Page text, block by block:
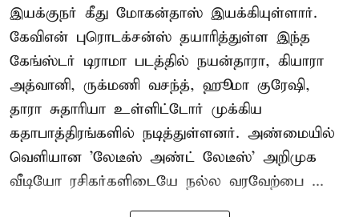
இயக்குநர் கீது மோகன்தாஸ் இயக்கியுள்ளார்.
கேவிஎன் புரொடக்சன்ஸ் தயாரித்துள்ள இந்த
கேங்ஸ்டர் டிராமா படத்தில் நயன்தாரா, கியாரா
அத்வானி, ருக்மணி வசந்த், ஹூமா குரேஷி,
தாரா சுதாரியா உள்ளிட்டோர் முக்கிய
கதாபாத்திரங்களில் நடித்துள்ளனர். அண்மையில்
வெளியான 'லேடீஸ் அண்ட் லேடீஸ்' அறிமுக
வீடியோ ரசிகர்களிடையே நல்ல வரவேற்பை ...